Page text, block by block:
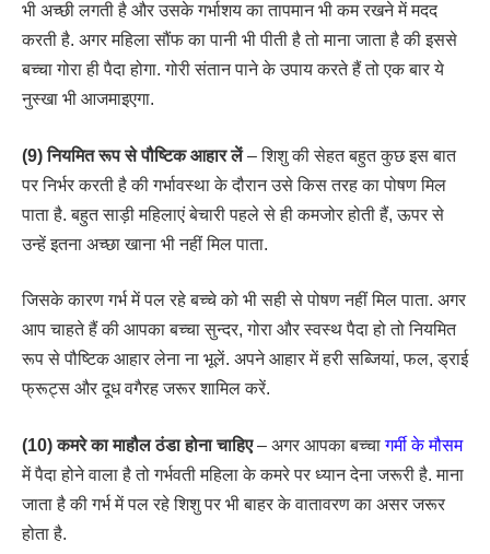
भी अच्छी लगती है और उसके गर्भाशय का तापमान भी कम रखने में मदद
करती है. अगर महिला सौंफ का पानी भी पीती है तो माना जाता है की इससे
बच्चा गोरा ही पैदा होगा. गोरी संतान पाने के उपाय करते हैं तो एक बार ये
नुस्खा भी आजमाइएगा.
(9) नियमित रूप से पौष्टिक आहार लें– शिशु की सेहत बहुत कुछ इस बात
पर निर्भर करती है की गर्भावस्था के दौरान उसे किस तरह का पोषण मिल
पाता है. बहुत साड़ी महिलाएं बेचारी पहले से ही कमजोर होती हैं, ऊपर से
उन्हें इतना अच्छा खाना भी नहीं मिल पाता.
जिसके कारण गर्भ में पल रहे बच्चे को भी सही से पोषण नहीं मिल पाता. अगर
आप चाहते हैं की आपका बच्चा सुन्दर, गोरा और स्वस्थ पैदा हो तो नियमित
रूप से पौष्टिक आहार लेना ना भूलें. अपने आहार में हरी सब्जियां, फल, ड्राई
फ्रूट्स और दूध वगैरह जरूर शामिल करें.
(10) कमरे का माहौल ठंडा होना चाहिए– अगर आपका बच्चागर्मी के मौसम
में पैदा होने वाला है तो गर्भवती महिला के कमरे पर ध्यान देना जरूरी है. माना
जाता है की गर्भ में पल रहे शिशु पर भी बाहर के वातावरण का असर जरूर
होता है.